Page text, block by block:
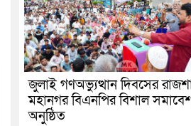
জুলাই গণঅভ্যুত্থান দিবসের
মহানগর বিএনপির বিশাল
অনুষ্ঠিত